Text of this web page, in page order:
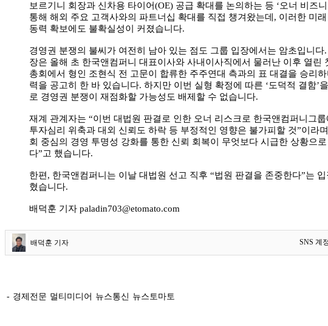
보르기니 회장과 신차용 타이어(OE) 공급 확대를 논의하는 등 ‘오너 비즈
통해 해외 주요 고객사와의 파트너십 확대를 직접 챙겨왔는데 , 이러한 미
동력 확보에도 불확실성이 커졌습니다.
경영권 분쟁의 불씨가 여전히 남아 있는 점도 그룹 입장에서는 암초입니다.
장은 올해 초 한국앤컴퍼니 대표이사와 사내이사직에서 물러난 이후 열린
총회에서 형인 조현식 전 고문이 합류한 주주연대 측과의 표 대결을 승리하
력을 공고히 한 바 있습니다. 하지만 이번 실형 확정에 따른 ‘도덕적 결함’
로 경영권 분쟁이 재점화할 가능성도 배제할 수 없습니다.
재계 관계자는 “이번 대법원 판결로 인한 오너 리스크로 한국앤컴퍼니그
투자심리 위축과 대외 신뢰도 하락 등 부정적인 영향은 불가피할 것”이라며
회 중심의 경영 투명성 강화를 통한 신뢰 회복이 무엇보다 시급한 상황으로
다”고 했습니다.
한편 , 한국앤컴퍼니는 이날 대법원 선고 직후 “법원 판결을 존중한다”는
혔습니다.
배덕훈 기자 paladin703@etomato.com
배덕훈 기자 SNS 계
- 경제전문 멀티미디어 뉴스통신 뉴스토마토